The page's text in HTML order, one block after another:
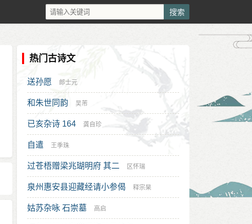
热门古诗文
送孙愿 郎士元
和朱世同韵 吴芾
已亥杂诗 164 龚自珍
自遣 王季珠
过苍梧赠梁兆瑚明府 其二 区怀瑞
泉州惠安县迎藏经请小参偈 释宗杲
姑苏杂咏 石崇墓 高启